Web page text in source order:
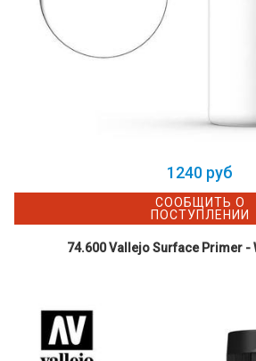
1240 руб
СООБЩИТЬ О
ПОСТУПЛЕНИИ
74.600 Vallejo Surface Primer -